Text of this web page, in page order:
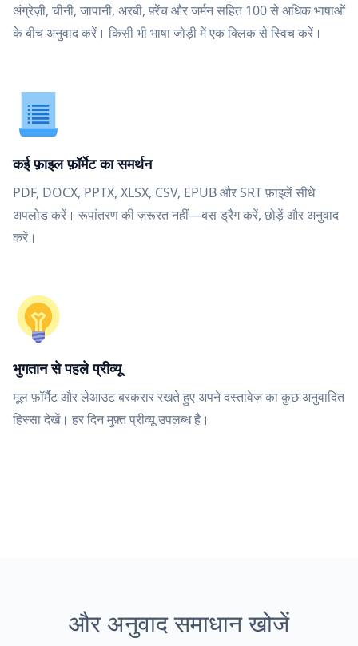
अंग्रेज़ी, चीनी, जापानी, अरबी, फ़्रेंच और जर्मन सहित 100 से अधिक भाषाओं
के बीच अनुवाद करें। किसी भी भाषा जोड़ी में एक क्लिक से स्विच करें।
कई फ़ाइल फ़ॉर्मेट का समर्थन
PDF, DOCX, PPTX, XLSX, CSV, EPUB और SRT फ़ाइलें सीधे
अपलोड करें। रूपांतरण की ज़रूरत नहीं—बस ड्रैग करें, छोड़ें और अनुवाद
करें।
भुगतान से पहले प्रीव्यू
मूल फ़ॉर्मैट और लेआउट बरकरार रखते हुए अपने दस्तावेज़ का कुछ अनुवादित
हिस्सा देखें। हर दिन मुफ़्त प्रीव्यू उपलब्ध है।
और अनुवाद समाधान खोजें